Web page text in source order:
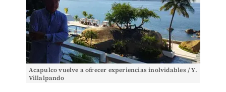
Acapulco vuelve a ofrecer experiencias inolvidables / Y.
Villalpando